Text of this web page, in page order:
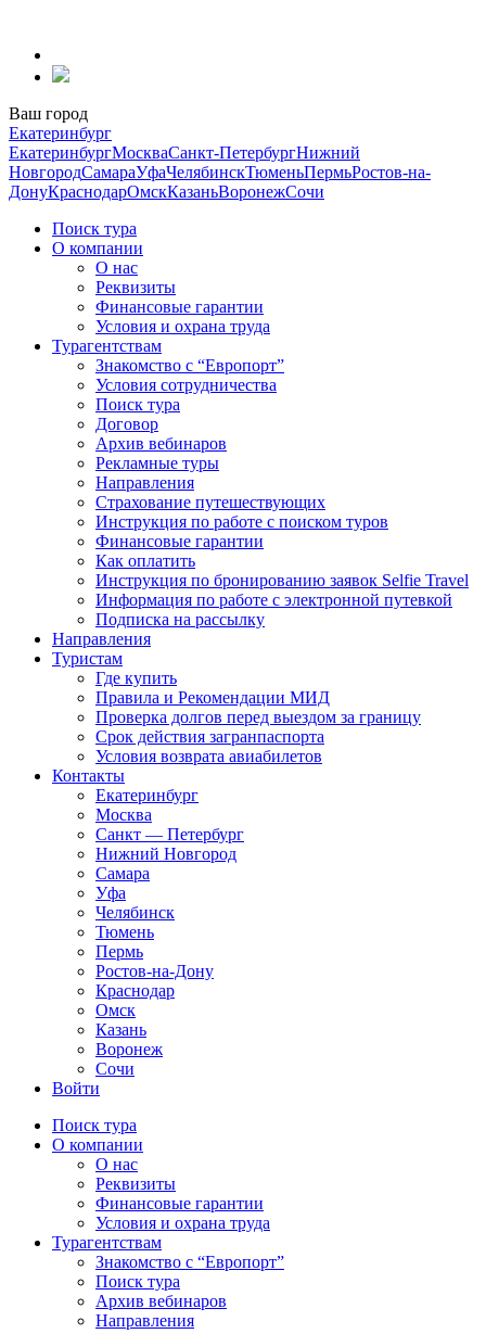
содержанию
Ваш город
Екатеринбург
ЕкатеринбургМоскваСанкт-ПетербургНижний
НовгородСамараУфаЧелябинскТюменьПермьРостов-на-
ДонуКраснодарОмскКазаньВоронежСочи
Поиск тура
О компании
О нас
Реквизиты
Финансовые гарантии
Условия и охрана труда
Турагентствам
Знакомство с “Европорт”
Условия сотрудничества
Поиск тура
Договор
Архив вебинаров
Рекламные туры
Направления
Страхование путешествующих
Инструкция по работе с поиском туров
Финансовые гарантии
Как оплатить
Инструкция по бронированию заявок Selfie Travel
Информация по работе с электронной путевкой
Подписка на рассылку
Направления
Туристам
Где купить
Правила и Рекомендации МИД
Проверка долгов перед выездом за границу
Срок действия загранпаспорта
Условия возврата авиабилетов
Контакты
Екатеринбург
Москва
Санкт — Петербург
Нижний Новгород
Самара
Уфа
Челябинск
Тюмень
Пермь
Ростов-на-Дону
Краснодар
Омск
Казань
Воронеж
Сочи
Войти
Поиск тура
О компании
О нас
Реквизиты
Финансовые гарантии
Условия и охрана труда
Турагентствам
Знакомство с “Европорт”
Поиск тура
Архив вебинаров
Направления